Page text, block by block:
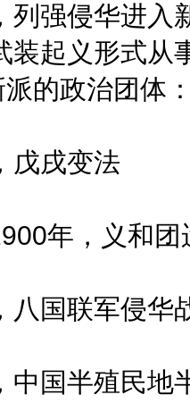
侵华进入
装起义形式从
的政治团体
戌变法
年，义和团
国联军侵华
半殖民地